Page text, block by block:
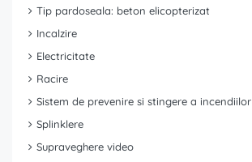
Tip pardoseala: beton elicopterizat
Incalzire
Electricitate
Racire
Sistem de prevenire si stingere a incendiilor
Splinklere
Supraveghere video